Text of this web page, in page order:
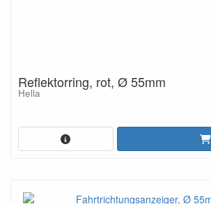
Reflektorring, rot, Ø 55mm
Hella